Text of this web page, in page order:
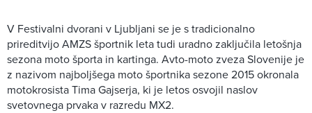
V Festivalni dvorani v Ljubljani se je s tradicionalno
prireditvijo AMZS športnik leta tudi uradno zaključila letošnja
sezona moto športa in kartinga. Avto-moto zveza Slovenije je
z nazivom najboljšega moto športnika sezone 2015 okronala
motokrosista Tima Gajserja, ki je letos osvojil naslov
svetovnega prvaka v razredu MX2.